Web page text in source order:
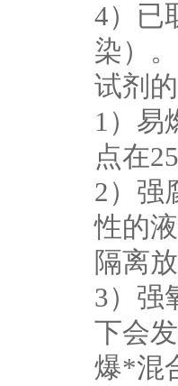
4）已
染）。
试剂
1 ）易
点在25
2 ）强
性的
隔离
3）强
下会
爆*混